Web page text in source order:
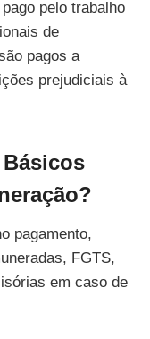
pelo trabalho
de
pagos a
prejudiciais à
pagamento,
FGTS,
em caso de